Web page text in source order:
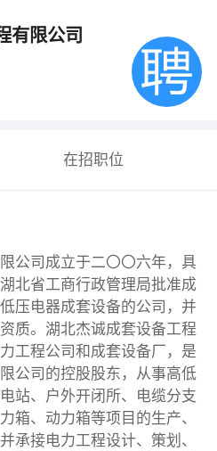
有限公司
在招职位
公司成立于二〇〇六年，具
北省工商行政管理局批准成
压电器成套设备的公司，并
质。湖北杰诚成套设备工程
工程公司和成套设备厂，是
公司的控股股东，从事高低
站、户外开闭所、电缆分支
箱、动力箱等项目的生产、
承接电力工程设计、策划、